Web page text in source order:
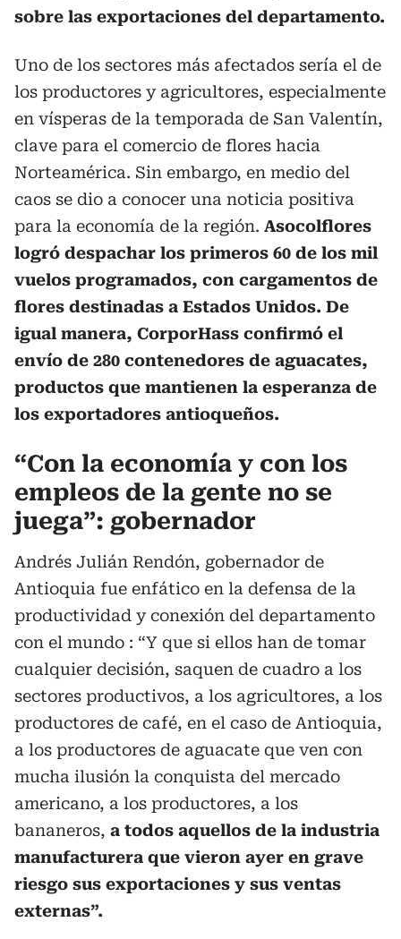
sobre las exportaciones del departamento.
Uno de los sectores más afectados sería el de
los productores y agricultores, especialmente
en vísperas de la temporada de San Valentín,
clave para el comercio de flores hacia
Norteamérica. Sin embargo, en medio del
caos se dio a conocer una noticia positiva
para la economía de la región. Asocolflores
logró despachar los primeros 60 de los mil
vuelos programados, con cargamentos de
flores destinadas a Estados Unidos. De
igual manera, CorporHass confirmó el
envío de 280 contenedores de aguacates,
productos que mantienen la esperanza de
los exportadores antioqueños.
“Con la economía y con los
empleos de la gente no se
juega”: gobernador
Andrés Julián Rendón, gobernador de
Antioquia fue enfático en la defensa de la
productividad y conexión del departamento
con el mundo : “Y que si ellos han de tomar
cualquier decisión, saquen de cuadro a los
sectores productivos, a los agricultores, a los
productores de café, en el caso de Antioquia,
a los productores de aguacate que ven con
mucha ilusión la conquista del mercado
americano, a los productores, a los
bananeros, a todos aquellos de la industria
manufacturera que vieron ayer en grave
riesgo sus exportaciones y sus ventas
externas”.